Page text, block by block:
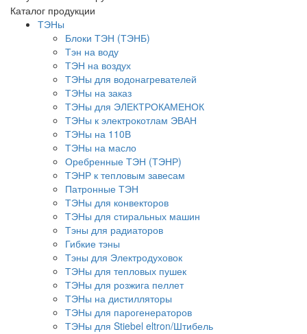
Каталог продукции
ТЭНы
Блоки ТЭН (ТЭНБ)
Тэн на воду
ТЭН на воздух
ТЭНы для водонагревателей
ТЭНы на заказ
ТЭНы для ЭЛЕКТРОКАМЕНОК
ТЭНы к электрокотлам ЭВАН
ТЭНы на 110В
ТЭНы на масло
Оребренные ТЭН (ТЭНР)
ТЭНР к тепловым завесам
Патронные ТЭН
ТЭНы для конвекторов
ТЭНы для стиральных машин
Тэны для радиаторов
Гибкие тэны
Тэны для Электродуховок
ТЭНы для тепловых пушек
ТЭНы для розжига пеллет
ТЭНы на дистилляторы
ТЭНы для парогенераторов
ТЭНы для Stiebel eltron/Штибель